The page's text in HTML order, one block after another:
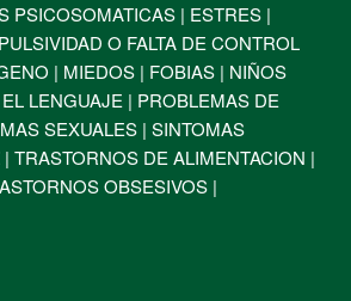
PSICOSOMATICAS | ESTRES |
O FALTA DE CONTROL
| MIEDOS | FOBIAS | NIÑOS
LENGUAJE | PROBLEMAS DE
SEXUALES | SINTOMAS
TRASTORNOS DE ALIMENTACION |
OBSESIVOS |